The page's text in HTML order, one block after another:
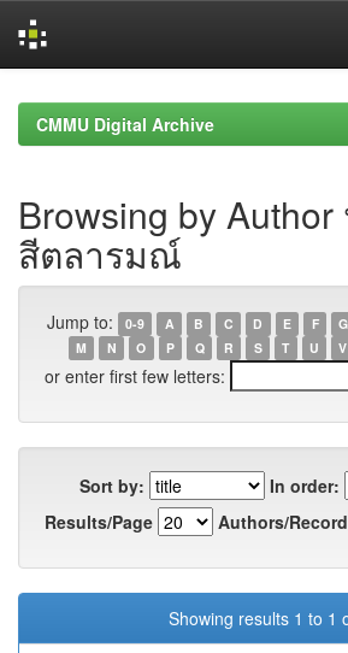
navigationCMMU Digital Archive
Browsing by
สีตลารมณ์
Jump to: 0-9 A B C D E F G
M
N O P Q R S T U V
or enter first few letters:
Sort by:
In order:
Results/Page
Authors/
Showing results 1 to 1